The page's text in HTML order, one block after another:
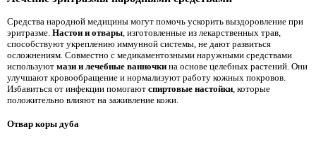
Средства народной медицины могут помочь ускорить выздоровление при
эритразме. Настои и отвары, изготовленные из лекарственных трав,
способствуют укреплению иммунной системы, не дают развиться
осложнениям. Совместно с медикаментозными наружными средствами
используют мази и лечебные ванночки на основе целебных растений. Они
улучшают кровообращение и нормализуют работу кожных покровов.
Избавиться от инфекции помогают спиртовые настойки, которые
положительно влияют на заживление кожи.
Отвар коры дуба